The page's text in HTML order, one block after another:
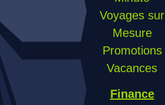
Voyages sur
Mesure
Promotions
Vacances
Finance